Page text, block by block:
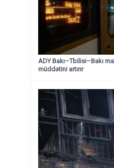
ADY Bakı–Tbilisi–Bakı
müddətini artırır